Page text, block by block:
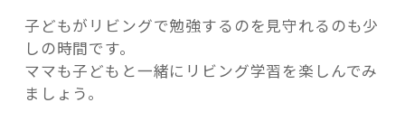
子どもがリビングで勉強するのを見守れるのも少
しの時間です。
ママも子どもと一緒にリビング学習を楽しんでみ
ましょう。